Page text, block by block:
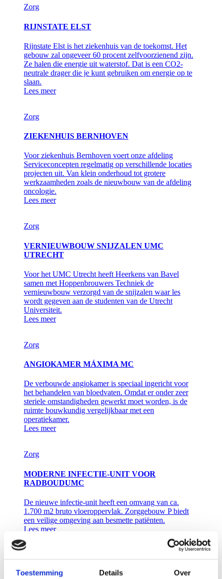
Toestemming Details Over
Zorg
RIJNSTATE ELST
Rijnstate Elst is het ziekenhuis van de toekomst. Het
gebouw zal ongeveer 60 procent zelfvoorzienend zijn.
Ze halen die energie uit waterstof. Dat is een CO2-
neutrale drager die je kunt gebruiken om energie op te
slaan.
Lees meer
Zorg
ZIEKENHUIS BERNHOVEN
Voor ziekenhuis Bernhoven voert onze afdeling
Serviceconcepten regelmatig op verschillende locaties
projecten uit. Van klein onderhoud tot grotere
werkzaamheden zoals de nieuwbouw van de afdeling
oncologie.
Lees meer
Zorg
VERNIEUWBOUW SNIJZALEN UMC
UTRECHT
Voor het UMC Utrecht heeft Heerkens van Bavel
samen met Hoppenbrouwers Techniek de
vernieuwbouw verzorgd van de snijzalen waar les
wordt gegeven aan de studenten van de Utrecht
Universiteit.
Lees meer
Zorg
ANGIOKAMER MÁXIMA MC
De verbouwde angiokamer is speciaal ingericht voor
het behandelen van bloedvaten. Omdat er onder zeer
steriele omstandigheden gewerkt moet worden, is de
ruimte bouwkundig vergelijkbaar met een
operatiekamer.
Lees meer
Zorg
MODERNE INFECTIE-UNIT VOOR
RADBOUDUMC
De nieuwe infectie-unit heeft een omvang van ca.
1.700 m2 bruto vloeroppervlak. Zorggebouw P biedt
een veilige omgeving aan besmette patiënten.
Lees meer
RESEARCHGEBOUW T NKI-AVL